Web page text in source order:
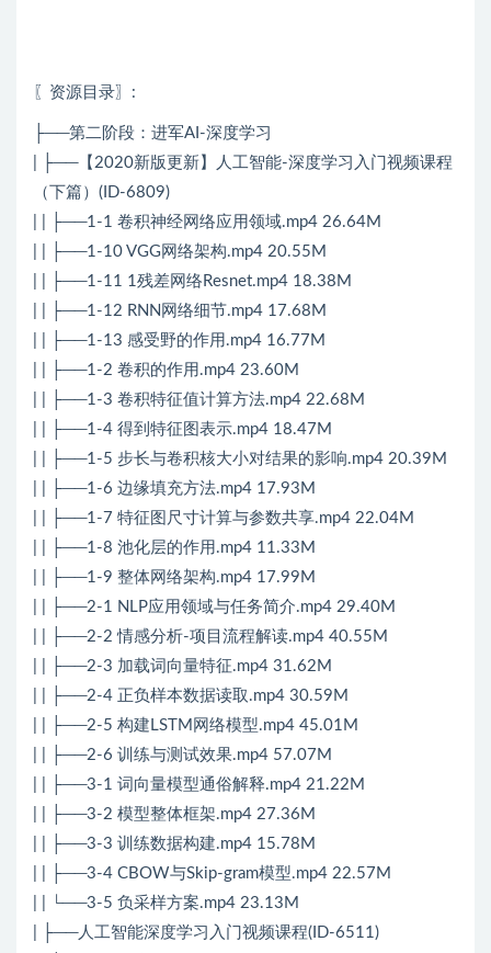
〖资源目录〗:
├──第二阶段：进军AI-深度学习
| ├──【2020新版更新】人工智能-深度学习入门视频课程
（下篇）(ID-6809)
| | ├──1-1 卷积神经网络应用领域.mp4 26.64M
| | ├──1-10 VGG网络架构.mp4 20.55M
| | ├──1-11 1残差网络Resnet.mp4 18.38M
| | ├──1-12 RNN网络细节.mp4 17.68M
| | ├──1-13 感受野的作用.mp4 16.77M
| | ├──1-2 卷积的作用.mp4 23.60M
| | ├──1-3 卷积特征值计算方法.mp4 22.68M
| | ├──1-4 得到特征图表示.mp4 18.47M
| | ├──1-5 步长与卷积核大小对结果的影响.mp4 20.39M
| | ├──1-6 边缘填充方法.mp4 17.93M
| | ├──1-7 特征图尺寸计算与参数共享.mp4 22.04M
| | ├──1-8 池化层的作用.mp4 11.33M
| | ├──1-9 整体网络架构.mp4 17.99M
| | ├──2-1 NLP应用领域与任务简介.mp4 29.40M
| | ├──2-2 情感分析-项目流程解读.mp4 40.55M
| | ├──2-3 加载词向量特征.mp4 31.62M
| | ├──2-4 正负样本数据读取.mp4 30.59M
| | ├──2-5 构建LSTM网络模型.mp4 45.01M
| | ├──2-6 训练与测试效果.mp4 57.07M
| | ├──3-1 词向量模型通俗解释.mp4 21.22M
| | ├──3-2 模型整体框架.mp4 27.36M
| | ├──3-3 训练数据构建.mp4 15.78M
| | ├──3-4 CBOW与Skip-gram模型.mp4 22.57M
| | └──3-5 负采样方案.mp4 23.13M
| ├──人工智能深度学习入门视频课程(ID-6511)